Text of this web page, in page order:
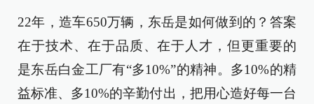
22年，造车650万辆，东岳是如何做到的？答案
在于技术、在于品质、在于人才，但更重要的
是东岳白金工厂有“多10%”的精神。多10%的精
益标准、多10%的辛勤付出，把用心造好每一台